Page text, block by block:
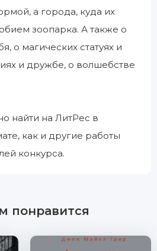
а города, куда их
зоопарка. А также о
о магических статуях и
и дружбе, о волшебстве
найти на ЛитРес в
как и другие работы
конкурса.
понравится